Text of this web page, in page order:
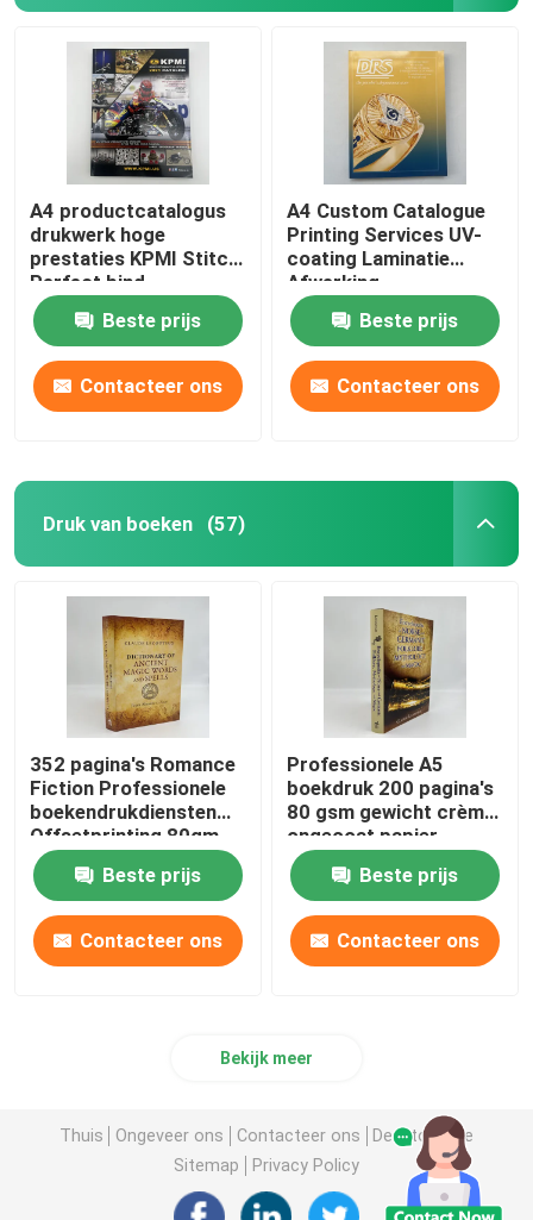
A4 productcatalogus
drukwerk hoge
prestaties KPMI Stitch
Perfect bind
Beste prijs
Contacteer ons
A4 Custom Catalogue
Printing Services UV-
coating Laminatie
Afwerking
Beste prijs
Contacteer ons
Druk van boeken (57)
352 pagina's Romance
Fiction Professionele
boekendrukdiensten
Offsetprinting 80gm
Beste prijs
Contacteer ons
Professionele A5
boekdruk 200 pagina's
80 gsm gewicht crème
ongecoat papier
Beste prijs
Contacteer ons
Bekijk meer
Thuis Ongeveer ons Contacteer ons
Desktop Site
Sitemap
Privacy Policy